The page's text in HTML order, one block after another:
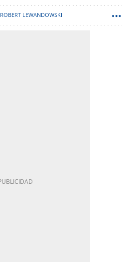
ROBERT LEWANDOWSKI